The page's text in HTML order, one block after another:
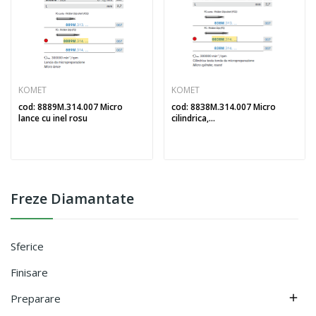
Freze Diamantate
Sferice
Finisare
Preparare

KOMET
cod: 8889M.314.007 Micro
lance cu inel rosu
KOMET
cod: 8838M.314.007 Micro
cilindrica,...